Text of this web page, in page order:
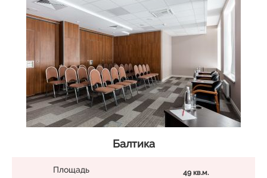
Балтика
Площадь 49 кв.м.